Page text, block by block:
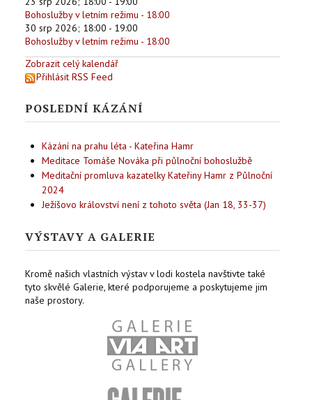
Bohoslužby v letním režimu - 18:00
30 srp 2026; 18:00 - 19:00
Bohoslužby v letním režimu - 18:00
Zobrazit celý kalendář
Přihlásit RSS Feed
POSLEDNÍ KÁZÁNÍ
Kázání na prahu léta - Kateřina Hamr
Meditace Tomáše Nováka při půlnoční bohoslužbě
Meditační promluva kazatelky Kateřiny Hamr z Půlnoční
2024
Ježíšovo království není z tohoto světa (Jan 18, 33-37)
VÝSTAVY A GALERIE
Kromě našich vlastních výstav v lodi kostela navštivte také
tyto skvělé Galerie, které podporujeme a poskytujeme jim
naše prostory.